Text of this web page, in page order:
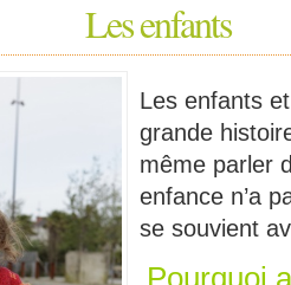
Les enfants
Les enfants
grande
même parler
enfance n’a
se souvient
Pourquoi